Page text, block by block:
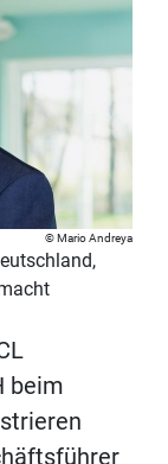
Mario Andreya
beim